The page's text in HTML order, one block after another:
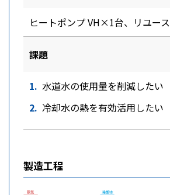
ヒートポンプ VH×1台、リユース
課題
水道水の使用量を削減したい
冷却水の熱を有効活用したい
製造工程